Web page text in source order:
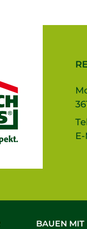
BAUEN MIT